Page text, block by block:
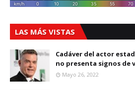
LAS MÁS VISTAS
Cadáver del actor
no presenta signos de
Mayo 26, 2022